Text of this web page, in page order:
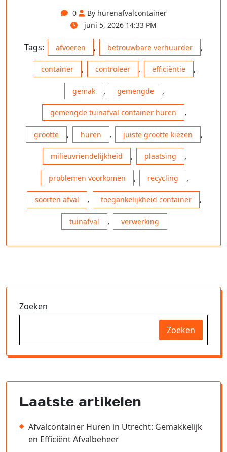
0
By hurenafvalcontainer
juni 5, 2026 14:33 PM
Tags: afvoeren , betrouwbare verhuurder ,
container , controleer , efficiëntie ,
gemak , gemengde ,
gemengde tuinafval container huren ,
grootte , huren , juiste grootte kiezen ,
milieuvriendelijkheid , plaatsing ,
problemen voorkomen , recycling ,
soorten afval , toegankelijkheid container ,
tuinafval , verwerking
Zoeken
Zoeken
Laatste artikelen
Afvalcontainer Huren in Utrecht: Gemakkelijk
en Efficiënt Afvalbeheer